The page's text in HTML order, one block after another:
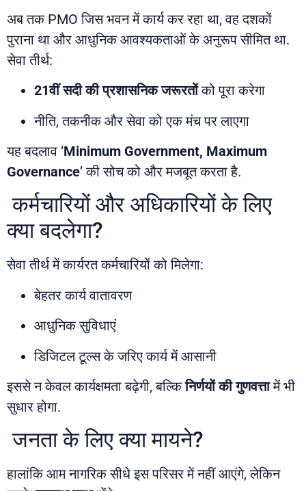
अब तक PMO जिस भवन में कार्य कर रहा था, वह दशकों
पुराना था और आधुनिक आवश्यकताओं के अनुरूप सीमित था.
सेवा तीर्थ:
21वीं सदी की प्रशासनिक जरूरतोंको पूरा करेगा
नीति, तकनीक और सेवा को एक मंच पर लाएगा
यह बदलाव ‘Minimum Government, Maximum
Governance’ की सोच को और मजबूत करता है.
कर्मचारियों और अधिकारियों के लिए
क्या बदलेगा?
सेवा तीर्थ में कार्यरत कर्मचारियों को मिलेगा:
बेहतर कार्य वातावरण
आधुनिक सुविधाएं
डिजिटल टूल्स के जरिए कार्य में आसानी
इससे न केवल कार्यक्षमता बढ़ेगी, बल्किनिर्णयों की गुणवत्तामें भी
सुधार होगा.
जनता के लिए क्या मायने?
हालांकि आम नागरिक सीधे इस परिसर में नहीं आएंगे, लेकिन